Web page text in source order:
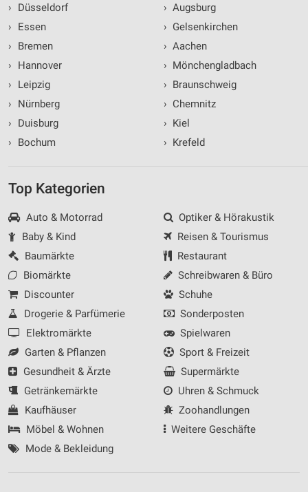
›
Düsseldorf
›
Essen
›
Bremen
›
Hannover
›
Leipzig
›
Nürnberg
›
Duisburg
›
Bochum
› Augsburg
› Gelsenkirchen
› Aachen
› Mönchengladbach
› Braunschweig
› Chemnitz
› Kiel
› Krefeld
Top Kategorien
Auto & Motorrad
Baby & Kind
Baumärkte
Biomärkte
Discounter
Drogerie & Parfümerie
Elektromärkte
Garten & Pflanzen
Gesundheit & Ärzte
Getränkemärkte
Kaufhäuser
Möbel & Wohnen
Mode & Bekleidung
Optiker & Hörakustik
Reisen & Tourismus
Restaurant
Schreibwaren & Büro
Schuhe
Sonderposten
Spielwaren
Sport & Freizeit
Supermärkte
Uhren & Schmuck
Zoohandlungen
Weitere Geschäfte